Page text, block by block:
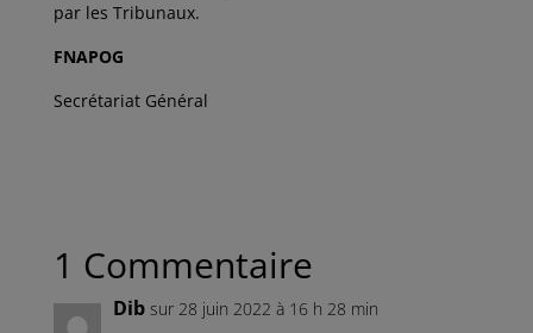
par les Tribunaux.
FNAPOG
Secrétariat Général
1 Commentaire
Dib sur 28 juin 2022 à 16 h 28 min